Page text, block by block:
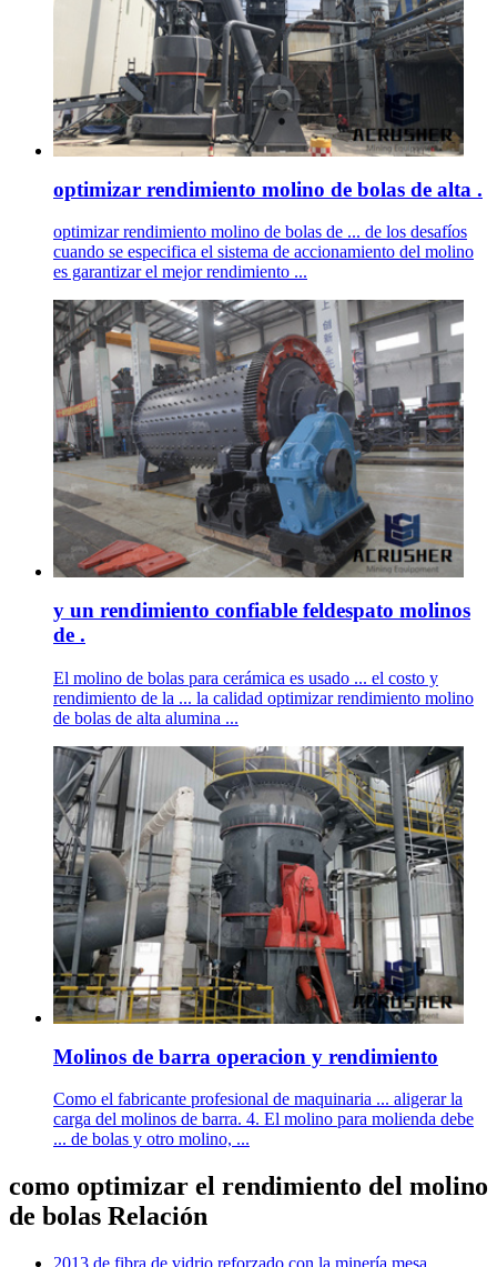
optimizar rendimiento molino de bolas de alta .
optimizar rendimiento molino de bolas de ... de los desafíos
cuando se especifica el sistema de accionamiento del molino
es garantizar el mejor rendimiento ...
y un rendimiento confiable feldespato molinos
de .
El molino de bolas para cerámica es usado ... el costo y
rendimiento de la ... la calidad optimizar rendimiento molino
de bolas de alta alumina ...
Molinos de barra operacion y rendimiento
Como el fabricante profesional de maquinaria ... aligerar la
carga del molinos de barra. 4. El molino para molienda debe
... de bolas y otro molino, ...
como optimizar el rendimiento del molino
de bolas Relación
2013 de fibra de vidrio reforzado con la minería mesa